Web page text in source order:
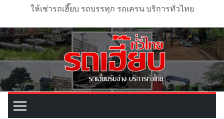
ให้เช่ารถเฮี๊ยบ รถบรรทุก รถเครน บริการทั่วไทย